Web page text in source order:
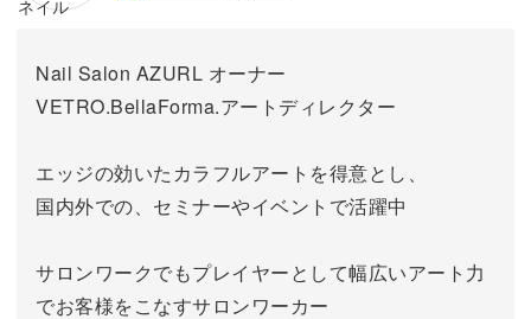
Nail Salon AZURL オーナー
VETRO.BellaForma.アートディレクター
エッジの効いたカラフルアートを得意とし、
国内外での、セミナーやイベントで活躍中
サロンワークでもプレイヤーとして幅広いアート力
でお客様をこなすサロンワーカー